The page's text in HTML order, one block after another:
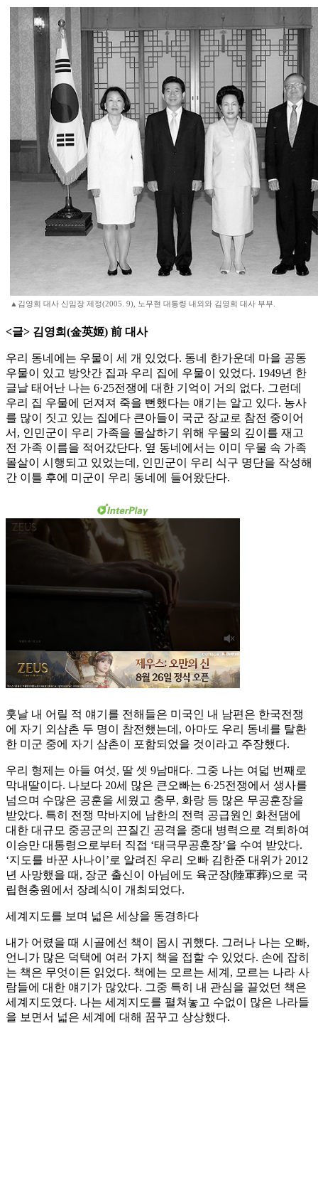
▲김영희 대사 신임장 제정(2005. 9), 노무현 대통령 내외와 김영희 대사 부부.
<글> 김영희(金英姬) 前 대사
우리 동네에는 우물이 세 개 있었다. 동네 한가운데 마을 공동
우물이 있고 방앗간 집과 우리 집에 우물이 있었다. 1949년 한
글날 태어난 나는 6·25전쟁에 대한 기억이 거의 없다. 그런데
우리 집 우물에 던져져 죽을 뻔했다는 얘기는 알고 있다. 농사
를 많이 짓고 있는 집에다 큰아들이 국군 장교로 참전 중이어
서, 인민군이 우리 가족을 몰살하기 위해 우물의 깊이를 재고
전 가족 이름을 적어갔단다. 옆 동네에서는 이미 우물 속 가족
몰살이 시행되고 있었는데, 인민군이 우리 식구 명단을 작성해
간 이틀 후에 미군이 우리 동네에 들어왔단다.
훗날 내 어릴 적 얘기를 전해들은 미국인 내 남편은 한국전쟁
에 자기 외삼촌 두 명이 참전했는데, 아마도 우리 동네를 탈환
한 미군 중에 자기 삼촌이 포함되었을 것이라고 주장했다.
우리 형제는 아들 여섯, 딸 셋 9남매다. 그중 나는 여덟 번째로
막내딸이다. 나보다 20세 많은 큰오빠는 6·25전쟁에서 생사를
넘으며 수많은 공훈을 세웠고 충무, 화랑 등 많은 무공훈장을
받았다. 특히 전쟁 막바지에 남한의 전력 공급원인 화천댐에
대한 대규모 중공군의 끈질긴 공격을 중대 병력으로 격퇴하여
이승만 대통령으로부터 직접 ‘태극무공훈장’을 수여 받았다.
‘지도를 바꾼 사나이’로 알려진 우리 오빠 김한준 대위가 2012
년 사망했을 때, 장군 출신이 아님에도 육군장(陸軍葬)으로 국
립현충원에서 장례식이 개최되었다.
세계지도를 보며 넓은 세상을 동경하다
내가 어렸을 때 시골에선 책이 몹시 귀했다. 그러나 나는 오빠,
언니가 많은 덕택에 여러 가지 책을 접할 수 있었다. 손에 잡히
는 책은 무엇이든 읽었다. 책에는 모르는 세계, 모르는 나라 사
람들에 대한 얘기가 많았다. 그중 특히 내 관심을 끌었던 책은
세계지도였다. 나는 세계지도를 펼쳐놓고 수없이 많은 나라들
을 보면서 넓은 세계에 대해 꿈꾸고 상상했다.